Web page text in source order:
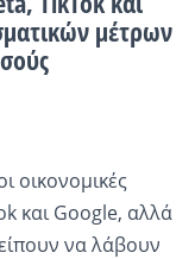
μέτρων
οικονομικές
και Google, αλλά
να λάβουν